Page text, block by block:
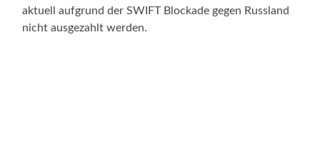
aktuell aufgrund der SWIFT Blockade gegen Russland
nicht ausgezahlt werden.